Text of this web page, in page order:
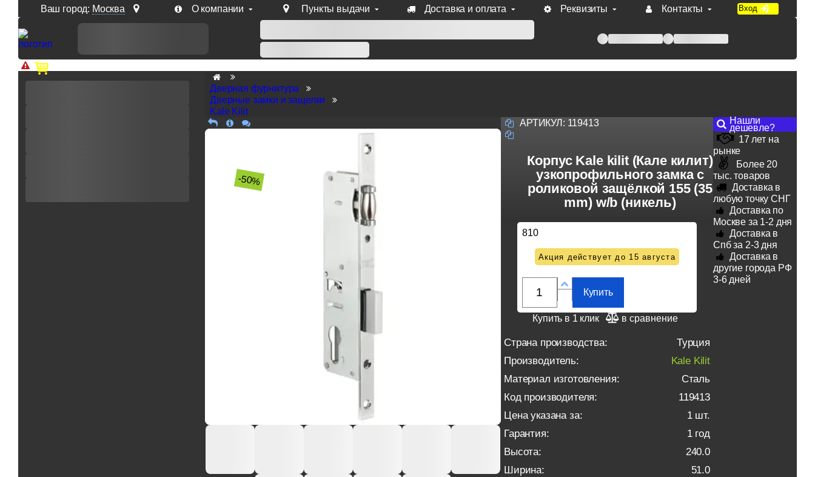
Ваш город: Москва О компании Пункты выдачи Доставка и оплата Реквизиты Контакты Вход
Доп. скидка от цен на сайте 7% при заказе от 50 тыс. руб продукции Venezia, Fratelli, Tupai, Extreza, Melodia, Forme при оплате по счету.
Дверная фурнитура
Дверные замки и защелки
Kale Kilit
-50%
АРТИКУЛ: 119413
Корпус Kale kilit (Кале килит)
узкопрофильного замка с
роликовой защёлкой 155 (35
mm) w/b (никель)
810
Акция действует до 15 августа
Купить
Купить в 1 клик в сравнение
Страна производства:
Турция
Производитель:
Kale Kilit
Материал изготовления:
Сталь
Код производителя:
119413
Цена указана за:
1 шт.
Гарантия:
1 год
Высота:
240.0
Ширина:
51.0
Нашли
дешевле?
17 лет на
рынке
Более 20
тыс. товаров
Доставка в
любую точку СНГ
Доставка по
Москве за 1-2 дня
Доставка в
Спб за 2-3 дня
Доставка в
другие города РФ
3-6 дней